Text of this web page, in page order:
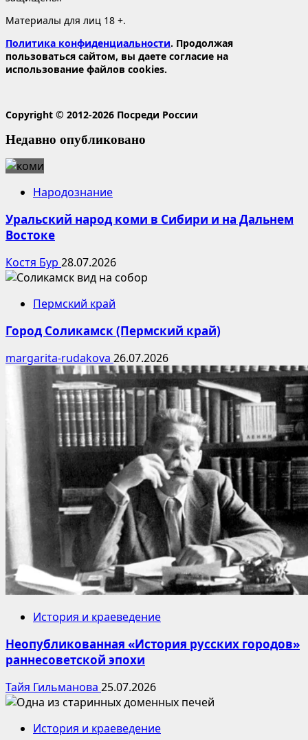
Материалы для лиц 18 +.
Политика конфиденциальности. Продолжая
пользоваться сайтом, вы даете согласие на
использование файлов cookies.
Copyright © 2012-2026 Посреди России
Недавно опубликовано
Народознание
Уральский народ коми в Сибири и на Дальнем
Востоке
Костя Бур 28.07.2026
Пермский край
Город Соликамск (Пермский край)
margarita-rudakova 26.07.2026
История и краеведение
Неопубликованная «История русских городов»
раннесоветской эпохи
Тайя Гильманова 25.07.2026
История и краеведение